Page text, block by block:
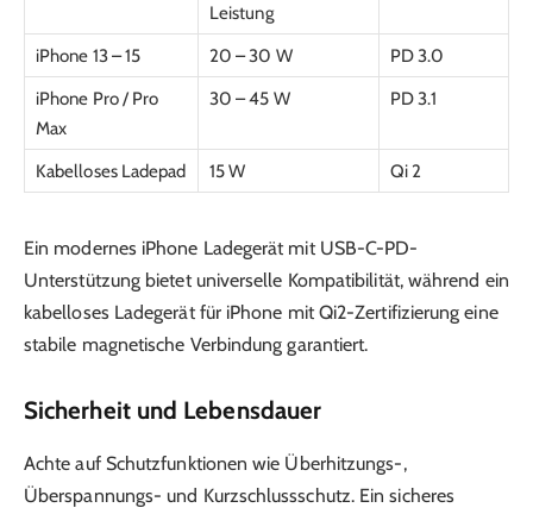
Leistung
iPhone 13 – 15 20 – 30 W
PD 3.0
iPhone Pro / Pro
Max
30 – 45 W PD 3.1
Kabelloses Ladepad 15 W Qi 2
Ein modernes iPhone Ladegerät mit USB-C-PD-
Unterstützung bietet universelle Kompatibilität, während ein
kabelloses Ladegerät für iPhone mit Qi2-Zertifizierung eine
stabile magnetische Verbindung garantiert.
Sicherheit und Lebensdauer
Achte auf Schutzfunktionen wie Überhitzungs-,
Überspannungs- und Kurzschlussschutz. Ein sicheres